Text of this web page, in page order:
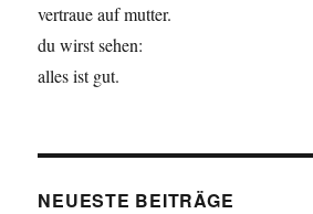
vertraue auf mutter.
du wirst sehen:
alles ist gut.
NEUESTE BEITRÄGE